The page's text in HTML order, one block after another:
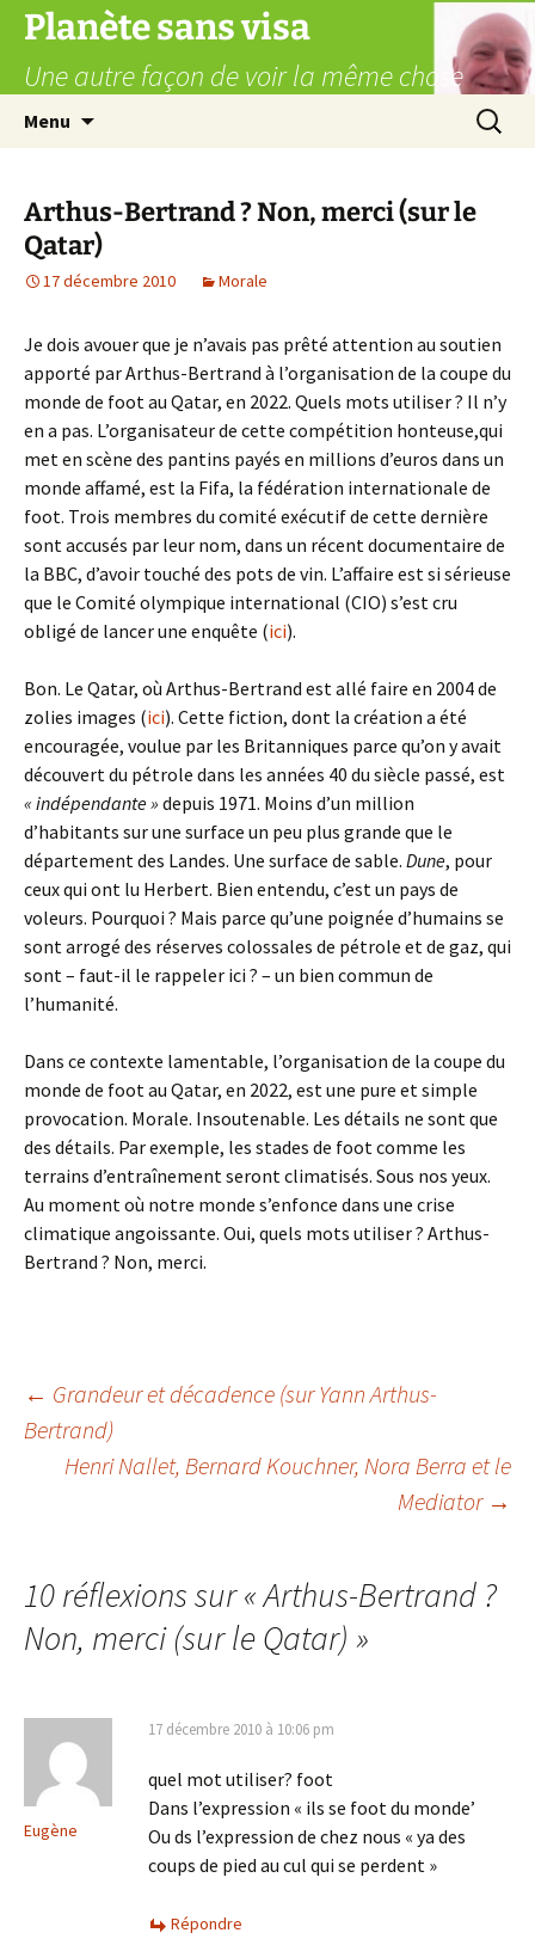
Aller
contenu
Planète sans visa
Une autre façon de voir la même chose
Menu
Arthus-Bertrand ? Non, merci (sur le
Qatar)
17 décembre 2010 Morale
Je dois avouer que je n’avais pas prêté attention au soutien
apporté par Arthus-Bertrand à l’organisation de la coupe du
monde de foot au Qatar, en 2022. Quels mots utiliser ? Il n’y
en a pas. L’organisateur de cette compétition honteuse,qui
met en scène des pantins payés en millions d’euros dans un
monde affamé, est la Fifa, la fédération internationale de
foot. Trois membres du comité exécutif de cette dernière
sont accusés par leur nom, dans un récent documentaire de
la BBC, d’avoir touché des pots de vin. L’affaire est si sérieuse
que le Comité olympique international (CIO) s’est cru
obligé de lancer une enquête (ici).
Bon. Le Qatar, où Arthus-Bertrand est allé faire en 2004 de
zolies images (ici). Cette fiction, dont la création a été
encouragée, voulue par les Britanniques parce qu’on y avait
découvert du pétrole dans les années 40 du siècle passé, est
« indépendante » depuis 1971. Moins d’un million
d’habitants sur une surface un peu plus grande que le
département des Landes. Une surface de sable. Dune, pour
ceux qui ont lu Herbert. Bien entendu, c’est un pays de
voleurs. Pourquoi ? Mais parce qu’une poignée d’humains se
sont arrogé des réserves colossales de pétrole et de gaz, qui
sont – faut-il le rappeler ici ? – un bien commun de
l’humanité.
Dans ce contexte lamentable, l’organisation de la coupe du
monde de foot au Qatar, en 2022, est une pure et simple
provocation. Morale. Insoutenable. Les détails ne sont que
des détails. Par exemple, les stades de foot comme les
terrains d’entraînement seront climatisés. Sous nos yeux.
Au moment où notre monde s’enfonce dans une crise
climatique angoissante. Oui, quels mots utiliser ? Arthus-
Bertrand ? Non, merci.
Navigation
des
← Grandeur et décadence (sur Yann Arthus-
Bertrand)
Henri Nallet, Bernard Kouchner, Nora Berra et le
Mediator →
10 réflexions sur «Arthus-Bertrand ?
Non, merci (sur le Qatar) »
Eugène
17 décembre 2010 à 10:06 pm
quel mot utiliser? foot
Dans l’expression « ils se foot du monde’
Ou ds l’expression de chez nous « ya des
coups de pied au cul qui se perdent »
Répondre